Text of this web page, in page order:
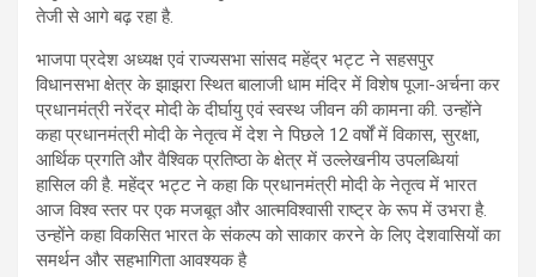
तेजी से आगे बढ़ रहा है.
भाजपा प्रदेश अध्यक्ष एवं राज्यसभा सांसद महेंद्र भट्ट ने सहसपुर
विधानसभा क्षेत्र के झाझरा स्थित बालाजी धाम मंदिर में विशेष पूजा-अर्चना कर
प्रधानमंत्री नरेंद्र मोदी के दीर्घायु एवं स्वस्थ जीवन की कामना की. उन्होंने
कहा प्रधानमंत्री मोदी के नेतृत्व में देश ने पिछले 12 वर्षों में विकास, सुरक्षा,
आर्थिक प्रगति और वैश्विक प्रतिष्ठा के क्षेत्र में उल्लेखनीय उपलब्धियां
हासिल की है. महेंद्र भट्ट ने कहा कि प्रधानमंत्री मोदी के नेतृत्व में भारत
आज विश्व स्तर पर एक मजबूत और आत्मविश्वासी राष्ट्र के रूप में उभरा है.
उन्होंने कहा विकसित भारत के संकल्प को साकार करने के लिए देशवासियों का
समर्थन और सहभागिता आवश्यक है